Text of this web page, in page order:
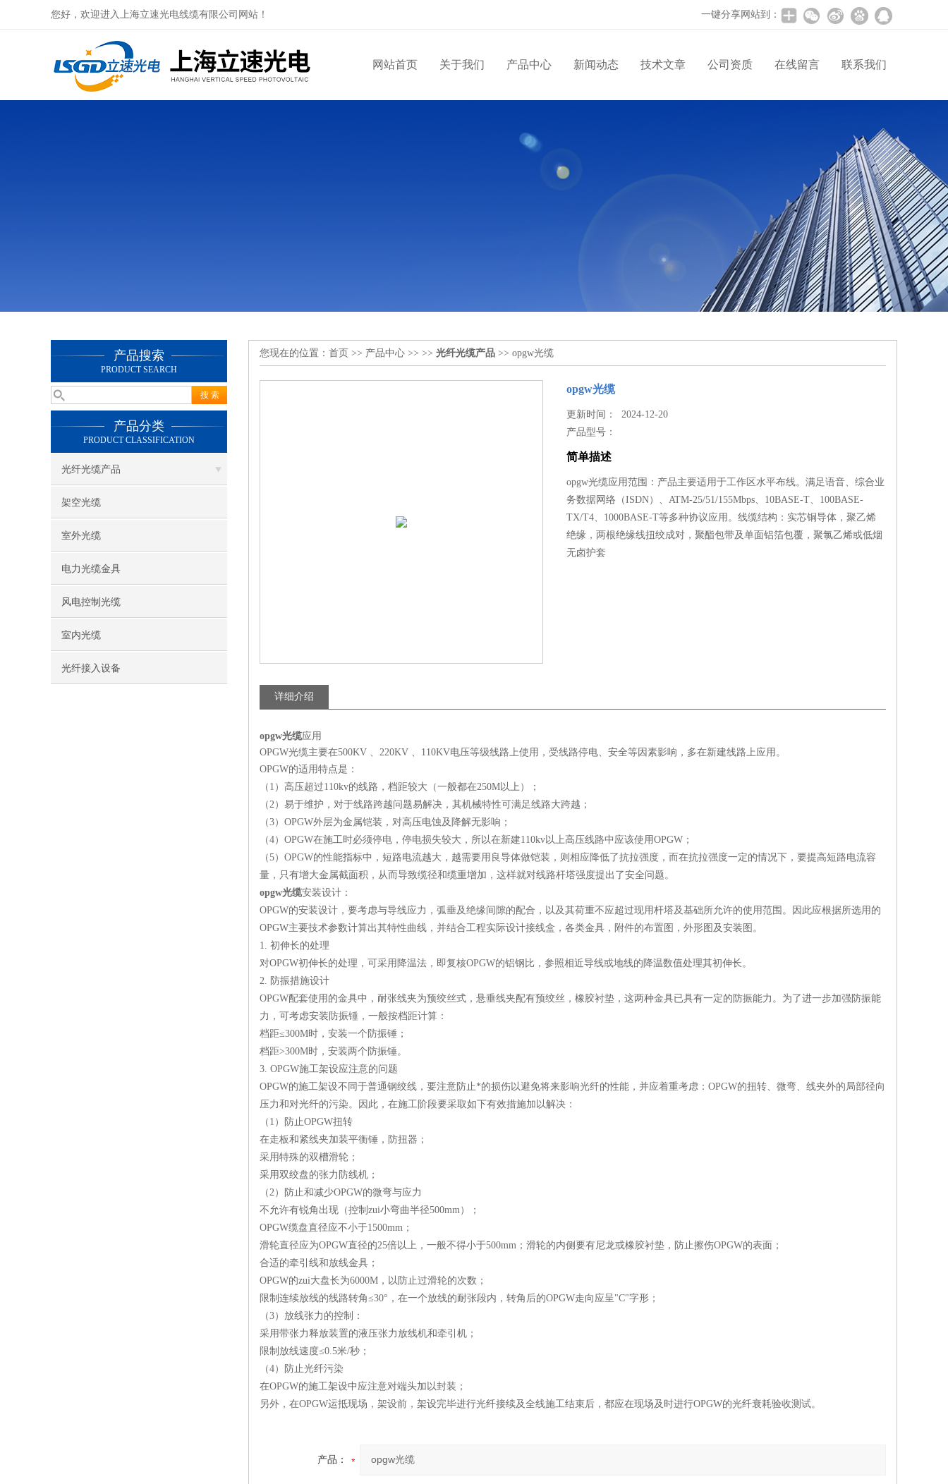
您好，欢迎进入上海立速光电线缆有限公司网站！ 一键分享网站到：
网站首页 关于我们 产品中心 新闻动态 技术文章 公司资质 在线留言 联系我们
产品搜索
PRODUCT SEARCH
产品分类
PRODUCT CLASSIFICATION
光纤光缆产品
架空光缆
室外光缆
电力光缆金具
风电控制光缆
室内光缆
光纤接入设备
您现在的位置： 首页 >> 产品中心 >> >> 光纤光缆产品 >> opgw光缆
opgw光缆
更新时间： 2024-12-20
产品型号：
简单描述
opgw光缆应用范围：产品主要适用于工作区水平布线。满足语音、综合业
务数据网络（ISDN）、ATM-25/51/155Mbps、10BASE-T、100BASE-
TX/T4、1000BASE-T等多种协议应用。线缆结构：实芯铜导体，聚乙烯
绝缘，两根绝缘线扭绞成对，聚酯包带及单面铝箔包覆，聚氯乙烯或低烟
无卤护套
详细介绍
opgw光缆应用
OPGW光缆主要在500KV 、220KV 、110KV电压等级线路上使用，受线路停电、安全等因素影响，多在新建线路上应用。
OPGW的适用特点是：
（1）高压超过110kv的线路，档距较大（一般都在250M以上）；
（2）易于维护，对于线路跨越问题易解决，其机械特性可满足线路大跨越；
（3）OPGW外层为金属铠装，对高压电蚀及降解无影响；
（4）OPGW在施工时必须停电，停电损失较大，所以在新建110kv以上高压线路中应该使用OPGW；
（5）OPGW的性能指标中，短路电流越大，越需要用良导体做铠装，则相应降低了抗拉强度，而在抗拉强度一定的情况下，要提高短路电流容
量，只有增大金属截面积，从而导致缆径和缆重增加，这样就对线路杆塔强度提出了安全问题。
opgw光缆安装设计：
OPGW的安装设计，要考虑与导线应力，弧垂及绝缘间隙的配合，以及其荷重不应超过现用杆塔及基础所允许的使用范围。因此应根据所选用的
OPGW主要技术参数计算出其特性曲线，并结合工程实际设计接线盒，各类金具，附件的布置图，外形图及安装图。
1. 初伸长的处理
对OPGW初伸长的处理，可采用降温法，即复核OPGW的铝钢比，参照相近导线或地线的降温数值处理其初伸长。
2. 防振措施设计
OPGW配套使用的金具中，耐张线夹为预绞丝式，悬垂线夹配有预绞丝，橡胶衬垫，这两种金具已具有一定的防振能力。为了进一步加强防振能
力，可考虑安装防振锤，一般按档距计算：
档距≤300M时，安装一个防振锤；
档距>300M时，安装两个防振锤。
3. OPGW施工架设应注意的问题
OPGW的施工架设不同于普通钢绞线，要注意防止*的损伤以避免将来影响光纤的性能，并应着重考虑：OPGW的扭转、微弯、线夹外的局部径向
压力和对光纤的污染。因此，在施工阶段要采取如下有效措施加以解决：
（1）防止OPGW扭转
在走板和紧线夹加装平衡锤，防扭器；
采用特殊的双槽滑轮；
采用双绞盘的张力防线机；
（2）防止和减少OPGW的微弯与应力
不允许有锐角出现（控制zui小弯曲半径500mm）；
OPGW缆盘直径应不小于1500mm；
滑轮直径应为OPGW直径的25倍以上，一般不得小于500mm；滑轮的内侧要有尼龙或橡胶衬垫，防止擦伤OPGW的表面；
合适的牵引线和放线金具；
OPGW的zui大盘长为6000M，以防止过滑轮的次数；
限制连续放线的线路转角≤30°，在一个放线的耐张段内，转角后的OPGW走向应呈"C"字形；
（3）放线张力的控制：
采用带张力释放装置的液压张力放线机和牵引机；
限制放线速度≤0.5米/秒；
（4）防止光纤污染
在OPGW的施工架设中应注意对端头加以封装；
另外，在OPGW运抵现场，架设前，架设完毕进行光纤接续及全线施工结束后，都应在现场及时进行OPGW的光纤衰耗验收测试。
产品：